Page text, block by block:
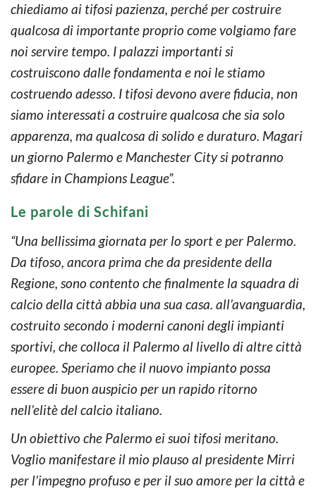
chiediamo ai tifosi pazienza, perché per costruire
qualcosa di importante proprio come volgiamo fare
noi servire tempo. I palazzi importanti si
costruiscono dalle fondamenta e noi le stiamo
costruendo adesso. I tifosi devono avere fiducia, non
siamo interessati a costruire qualcosa che sia solo
apparenza, ma qualcosa di solido e duraturo. Magari
un giorno Palermo e Manchester City si potranno
sfidare in Champions League”.
Le parole di Schifani
“Una bellissima giornata per lo sport e per Palermo.
Da tifoso, ancora prima che da presidente della
Regione, sono contento che finalmente la squadra di
calcio della città abbia una sua casa. all’avanguardia,
costruito secondo i moderni canoni degli impianti
sportivi, che colloca il Palermo al livello di altre città
europee. Speriamo che il nuovo impianto possa
essere di buon auspicio per un rapido ritorno
nell’elitè del calcio italiano.
Un obiettivo che Palermo ei suoi tifosi meritano.
Voglio manifestare il mio plauso al presidente Mirri
per l’impegno profuso e per il suo amore per la città e